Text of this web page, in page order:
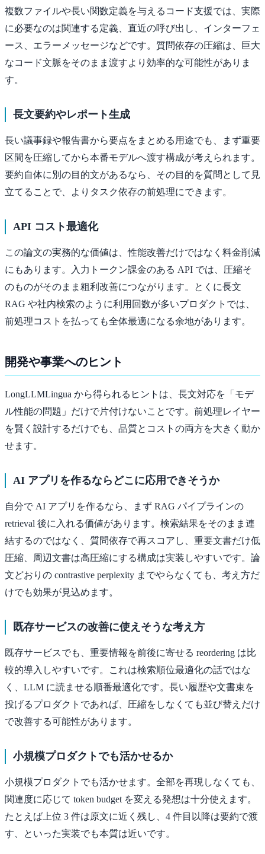
複数ファイルや長い関数定義を与えるコード支援では、実際
に必要なのは関連する定義、直近の呼び出し、インターフェ
ース、エラーメッセージなどです。質問依存の圧縮は、巨大
なコード文脈をそのまま渡すより効率的な可能性がありま
す。
長文要約やレポート生成
長い議事録や報告書から要点をまとめる用途でも、まず重要
区間を圧縮してから本番モデルへ渡す構成が考えられます。
要約自体に別の目的文があるなら、その目的を質問として見
立てることで、よりタスク依存の前処理にできます。
API コスト最適化
この論文の実務的な価値は、性能改善だけではなく料金削減
にもあります。入力トークン課金のある API では、圧縮そ
のものがそのまま粗利改善につながります。とくに長文
RAG や社内検索のように利用回数が多いプロダクトでは、
前処理コストを払っても全体最適になる余地があります。
開発や事業へのヒント
LongLLMLingua から得られるヒントは、長文対応を「モデ
ル性能の問題」だけで片付けないことです。前処理レイヤー
を賢く設計するだけでも、品質とコストの両方を大きく動か
せます。
AI アプリを作るならどこに応用できそうか
自分で AI アプリを作るなら、まず RAG パイプラインの
retrieval 後に入れる価値があります。検索結果をそのまま連
結するのではなく、質問依存で再スコアし、重要文書だけ低
圧縮、周辺文書は高圧縮にする構成は実装しやすいです。論
文どおりの contrastive perplexity までやらなくても、考え方だ
けでも効果が見込めます。
既存サービスの改善に使えそうな考え方
既存サービスでも、重要情報を前後に寄せる reordering は比
較的導入しやすいです。これは検索順位最適化の話ではな
く、LLM に読ませる順番最適化です。長い履歴や文書束を
投げるプロダクトであれば、圧縮をしなくても並び替えだけ
で改善する可能性があります。
小規模プロダクトでも活かせるか
小規模プロダクトでも活かせます。全部を再現しなくても、
関連度に応じて token budget を変える発想は十分使えます。
たとえば上位 3 件は原文に近く残し、4 件目以降は要約で渡
す、といった実装でも本質は近いです。